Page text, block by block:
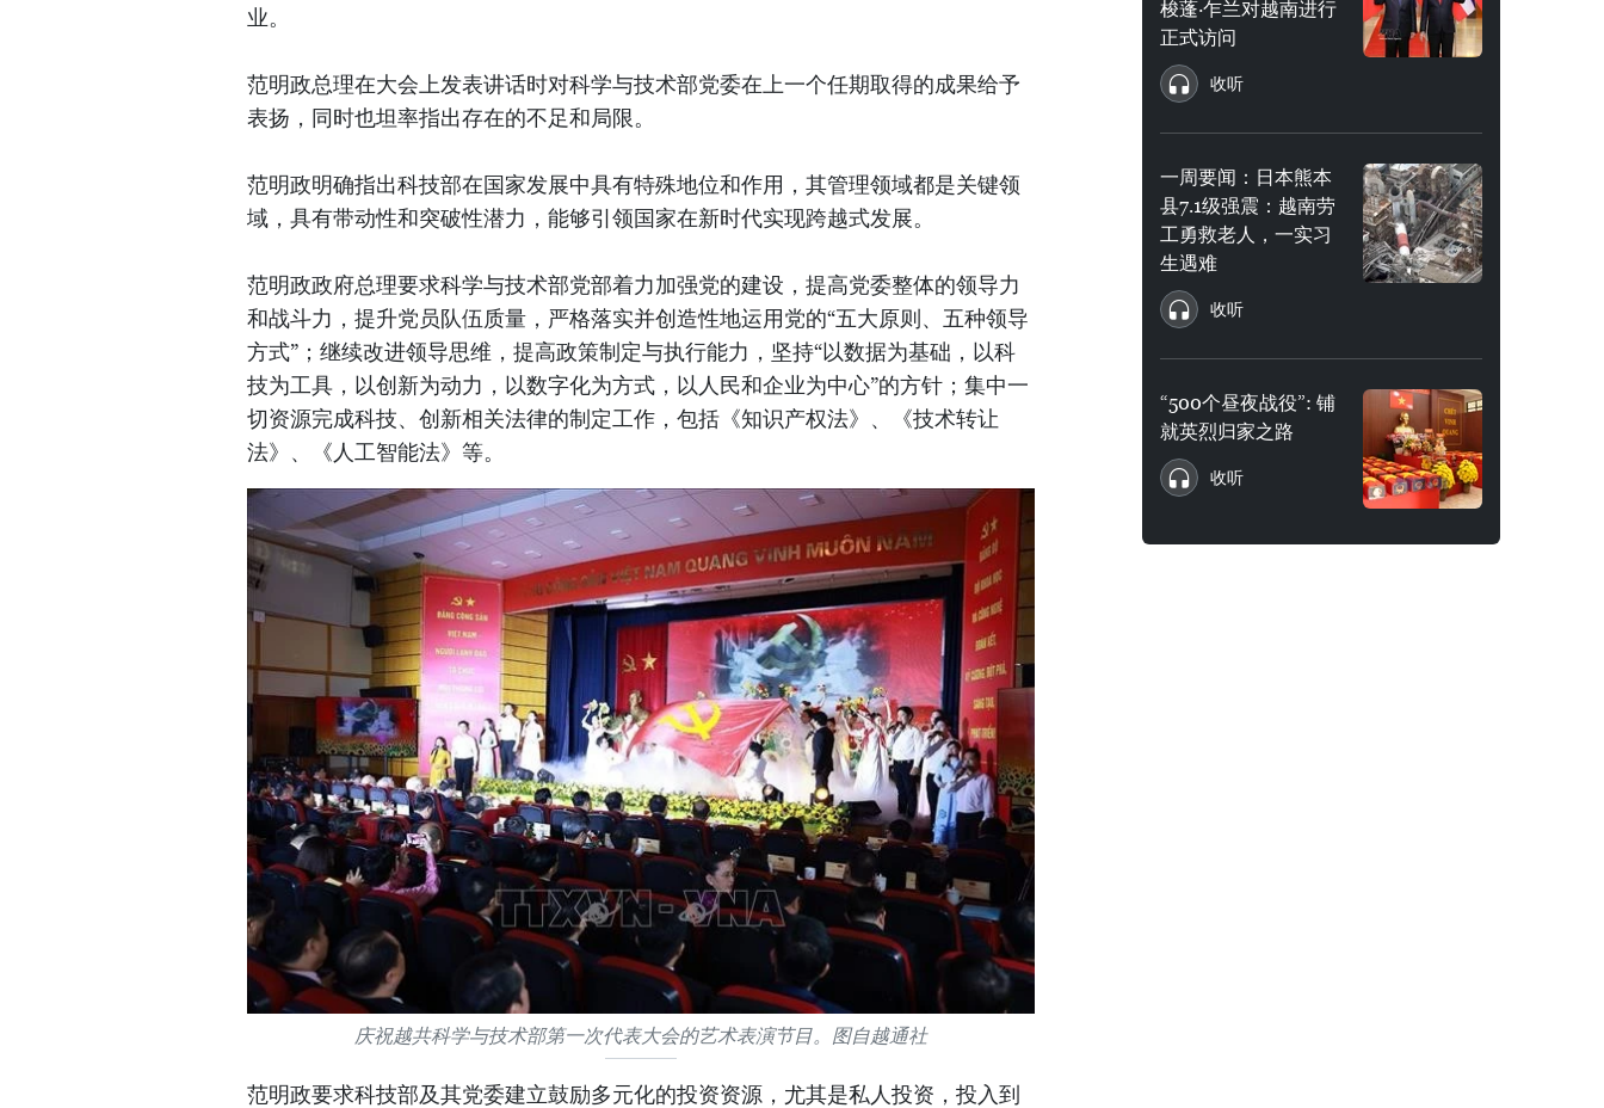
业。
范明政总理在大会上发表讲话时对科学与技术部党委在上一个任期取得的成果给予
表扬，同时也坦率指出存在的不足和局限。
范明政明确指出科技部在国家发展中具有特殊地位和作用，其管理领域都是关键领
域，具有带动性和突破性潜力，能够引领国家在新时代实现跨越式发展。
范明政政府总理要求科学与技术部党部着力加强党的建设，提高党委整体的领导力
和战斗力，提升党员队伍质量，严格落实并创造性地运用党的“五大原则、五种领导
方式”；继续改进领导思维，提高政策制定与执行能力，坚持“以数据为基础，以科
技为工具，以创新为动力，以数字化为方式，以人民和企业为中心”的方针；集中一
切资源完成科技、创新相关法律的制定工作，包括《知识产权法》、《技术转让
法》、《人工智能法》等。
庆祝越共科学与技术部第一次代表大会的艺术表演节目。图自越通社
范明政要求科技部及其党委建立鼓励多元化的投资资源，尤其是私人投资，投入到
梭蓬·乍兰对越南进行
正式访问
收听
一周要闻：日本熊本
县7.1级强震：越南劳
工勇救老人，一实习
生遇难
收听
“500个昼夜战役”: 铺
就英烈归家之路
收听